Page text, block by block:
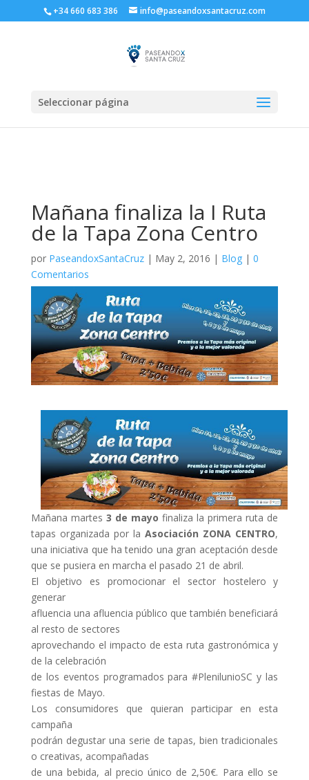
+34 660 683 386 info@paseandoxsantacruz.com
Seleccionar página
Mañana finaliza la I Ruta
de la Tapa Zona Centro
por PaseandoxSantaCruz| May 2, 2016 | Blog| 0
Comentarios
Mañana martes 3 de mayo finaliza la primera ruta de
tapas organizada por laAsociación ZONA CENTRO,
una iniciativa que ha tenido una gran aceptación desde
que se pusiera en marcha el pasado 21 de abril.
El objetivo es promocionar el sector hostelero y
generar
afluencia una afluencia público que también beneficiará
al resto de sectores
aprovechando el impacto de esta ruta gastronómica y
de la celebración
de los eventos programados para #PlenilunioSC y las
fiestas de Mayo.
Los consumidores que quieran participar en esta
campaña
podrán degustar una serie de tapas, bien tradicionales
o creativas, acompañadas
de una bebida, al precio único de 2,50€. Para ello se